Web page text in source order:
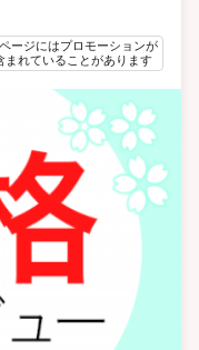
ージにはプロモーションが
まれていることがあります